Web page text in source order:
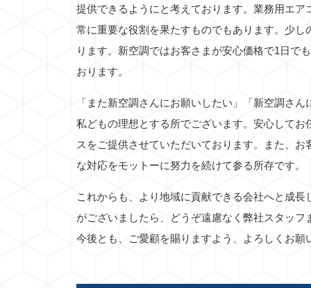
提供できるようにと考えております。業務用エ
常に重要な役割を果たすものでもあります。少
ります。新空調ではお客さまが安心価格で1日で
おります。
「また新空調さんにお願いしたい」「新空調さ
私どもの理想とする所でございます。安心して
スをご提供させていただいております。また、
な対応をモットーに努力を続けて参る所存です。
これからも、より地域に貢献できる会社へと成
がございましたら、どうぞ遠慮なく弊社スタッ
今後とも、ご愛顧を賜りますよう、よろしくお願